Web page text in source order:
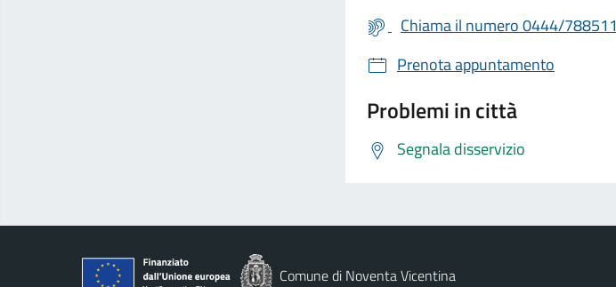
Chiama il numero 0444/788511
Prenota appuntamento
Problemi in città
Segnala disservizio
Comune di Noventa Vicentina